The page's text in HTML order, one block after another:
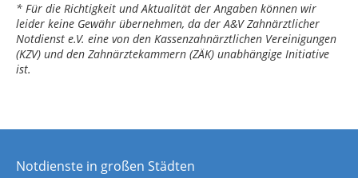
* Für die Richtigkeit und Aktualität der Angaben können wir
leider keine Gewähr übernehmen, da der A&V Zahnärztlicher
Notdienst e.V. eine von den Kassenzahnärztlichen Vereinigungen
(KZV) und den Zahnärztekammern (ZÄK) unabhängige Initiative
ist.
Notdienste in großen Städten